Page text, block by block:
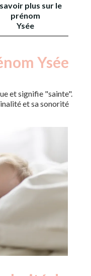
plus sur le
prénom
Ysée
Ysée
et signifie "sainte".
et sa sonorité